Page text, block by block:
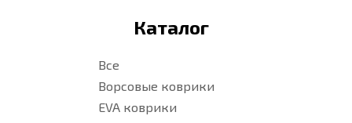
Каталог
Все
Ворсовые коврики
EVA коврики